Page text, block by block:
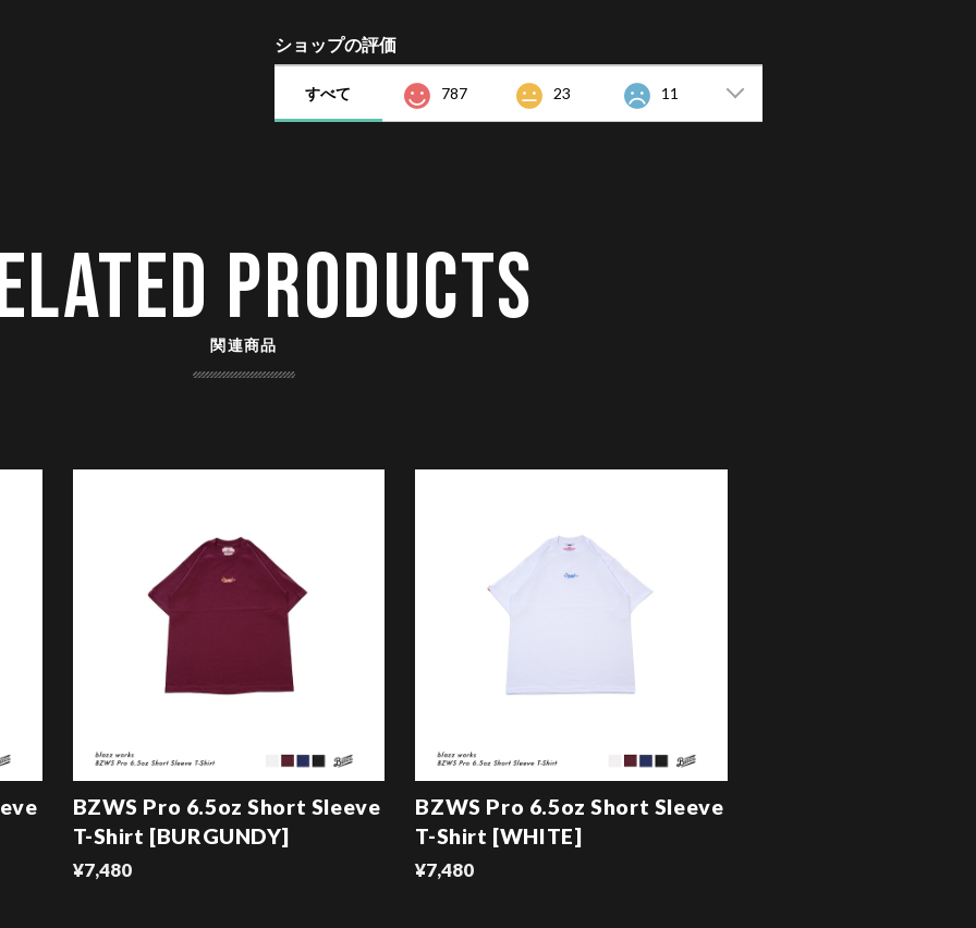
ショップの評価
すべて 787 23 11
PRODUCTS
関連商品
BZWS Pro 6.5oz Short Sleeve
T-Shirt [BURGUNDY]
¥7,480
BZWS Pro 6.5oz Short Sleeve
T-Shirt [WHITE]
¥7,480